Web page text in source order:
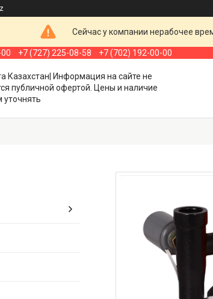
Сейчас у компании нерабочее
+7 (727) 225-08-58 +7 (702) 192-00-00
Казахстан| Информация на сайте не
публичной офертой. Цены и наличие
уточнять